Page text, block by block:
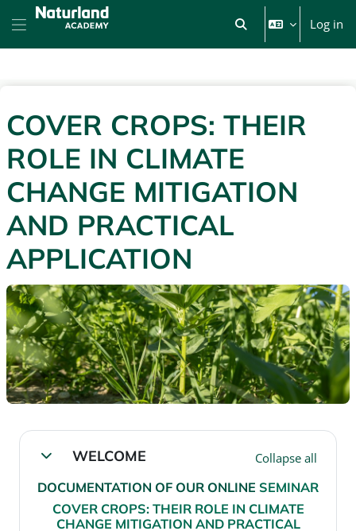
Skip to main content
Toggle search input
Log in
COVER CROPS: THEIR
ROLE IN CLIMATE
CHANGE MITIGATION
AND PRACTICAL
APPLICATION
SECTION OUTLINE
CollapseWELCOME
Collapse all
DOCUMENTATION OF OUR ONLINE SEMINAR
COVER CROPS: THEIR ROLE IN CLIMATE
CHANGE MITIGATION AND PRACTICAL